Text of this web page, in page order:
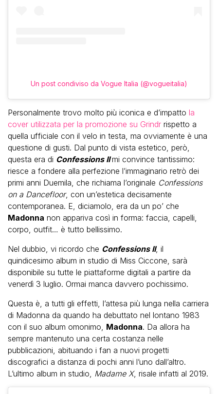
Un post condiviso da Vogue Italia (@vogueitalia)
Personalmente trovo molto più iconica e d’impatto la
cover utilizzata per la promozione su Grindr rispetto a
quella ufficiale con il velo in testa, ma ovviamente è una
questione di gusti. Dal punto di vista estetico, però,
questa era di Confessions II mi convince tantissimo:
riesce a fondere alla perfezione l’immaginario retrò dei
primi anni Duemila, che richiama l’originale Confessions
on a Dancefloor, con un’estetica decisamente
contemporanea. E, diciamolo, era da un po’ che
Madonna non appariva così in forma: faccia, capelli,
corpo, outfit… è tutto bellissimo.
Nel dubbio, vi ricordo che Confessions II, il
quindicesimo album in studio di Miss Ciccone, sarà
disponibile su tutte le piattaforme digitali a partire da
venerdì 3 luglio. Ormai manca davvero pochissimo.
Questa è, a tutti gli effetti, l’attesa più lunga nella carriera
di Madonna da quando ha debuttato nel lontano 1983
con il suo album omonimo, Madonna. Da allora ha
sempre mantenuto una certa costanza nelle
pubblicazioni, abituando i fan a nuovi progetti
discografici a distanza di pochi anni l’uno dall’altro.
L’ultimo album in studio, Madame X, risale infatti al 2019.